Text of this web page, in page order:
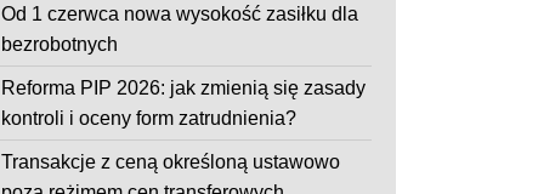
Od 1 czerwca nowa wysokość zasiłku dla
bezrobotnych
Reforma PIP 2026: jak zmienią się zasady
kontroli i oceny form zatrudnienia?
Transakcje z ceną określoną ustawowo